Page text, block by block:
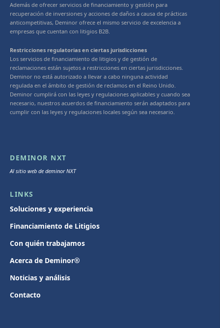
Además de ofrecer servicios de financiamiento y gestión para
recuperación de inversiones y acciones de daños a causa de prácticas
anticompetitivas, Deminor ofrece el mismo servicio de excelencia a
empresas que cuentan con litigios B2B.
Restricciones regulatorias en ciertas jurisdicciones
Los servicios de financiamiento de litigios y de gestión de
reclamaciones están sujetos a restricciones en ciertas jurisdicciones.
Deminor no está autorizado a llevar a cabo ninguna actividad
regulada en el ámbito de gestión de reclamos en el Reino Unido.
Deminor cumplirá con las leyes y regulaciones aplicables y cuando sea
necesario, nuestros acuerdos de financiamiento serán adaptados para
cumplir con las leyes y regulaciones locales según sea necesario.
DEMINOR NXT
Al sitio web de deminor NXT
LINKS
Soluciones y experiencia
Financiamiento de Litigios
Con quién trabajamos
Acerca de Deminor®
Noticias y análisis
Contacto